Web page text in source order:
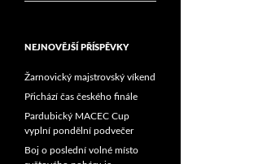
NEJNOVĚJŠÍ PŘÍSPĚVKY
Žarnovický majstrovský víkend
Přichází čas českého finále
Pardubický MACEC Cup
vyplní pondělní podvečer
Boj o poslední volné místo